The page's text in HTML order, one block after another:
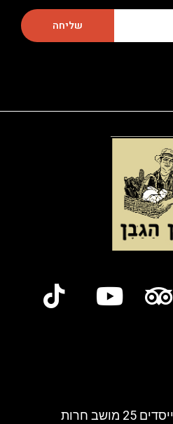
שליחה
כתובתנו: דרך המייסדים 25 מושב חרות